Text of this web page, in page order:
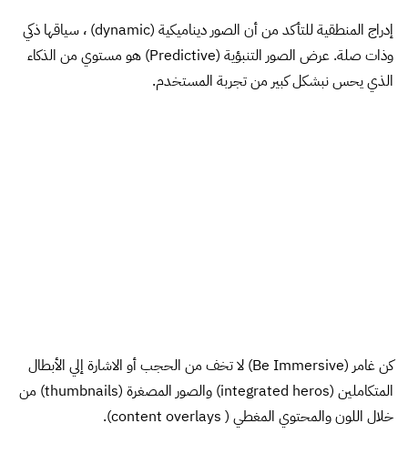
إدراج المنطقية للتأكد من أن الصور ديناميكية (dynamic) ، سياقها ذكي
وذات صلة. عرض الصور التنبؤية (Predictive) هو مستوي من الذكاء
الذي يحس نبشكل كبير من تجربة المستخدم.
كن غامر (Be Immersive) لا تخف من الحجب أو الاشارة إلي الأبطال
المتكاملين (integrated heros) والصور المصغرة (thumbnails) من
خلال اللون والمحتوي المغطي ( content overlays).